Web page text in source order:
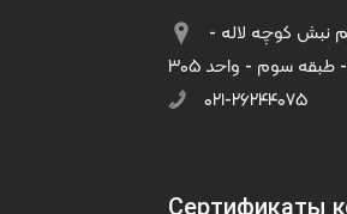
سوم - واحد ۳۰۵
۰۲۱-۲۶۲۴۴۰۷۵
Сертификаты